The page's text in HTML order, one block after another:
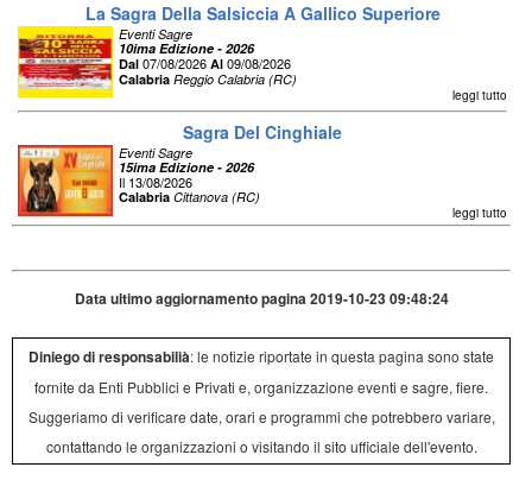
La Sagra Della Salsiccia A Gallico Superiore
Eventi Sagre
10ima Edizione - 2026
Dal 07/08/2026 Al 09/08/2026
Calabria Reggio Calabria (RC)
leggi tutto
Sagra Del Cinghiale
Eventi Sagre
15ima Edizione - 2026
Il 13/08/2026
Calabria Cittanova (RC)
leggi tutto
Data ultimo aggiornamento pagina 2019-10-23 09:48:24
Diniego di responsabilià: le notizie riportate in questa pagina sono state
fornite da Enti Pubblici e Privati e, organizzazione eventi e sagre, fiere.
Suggeriamo di verificare date, orari e programmi che potrebbero variare,
contattando le organizzazioni o visitando il sito ufficiale dell'evento.